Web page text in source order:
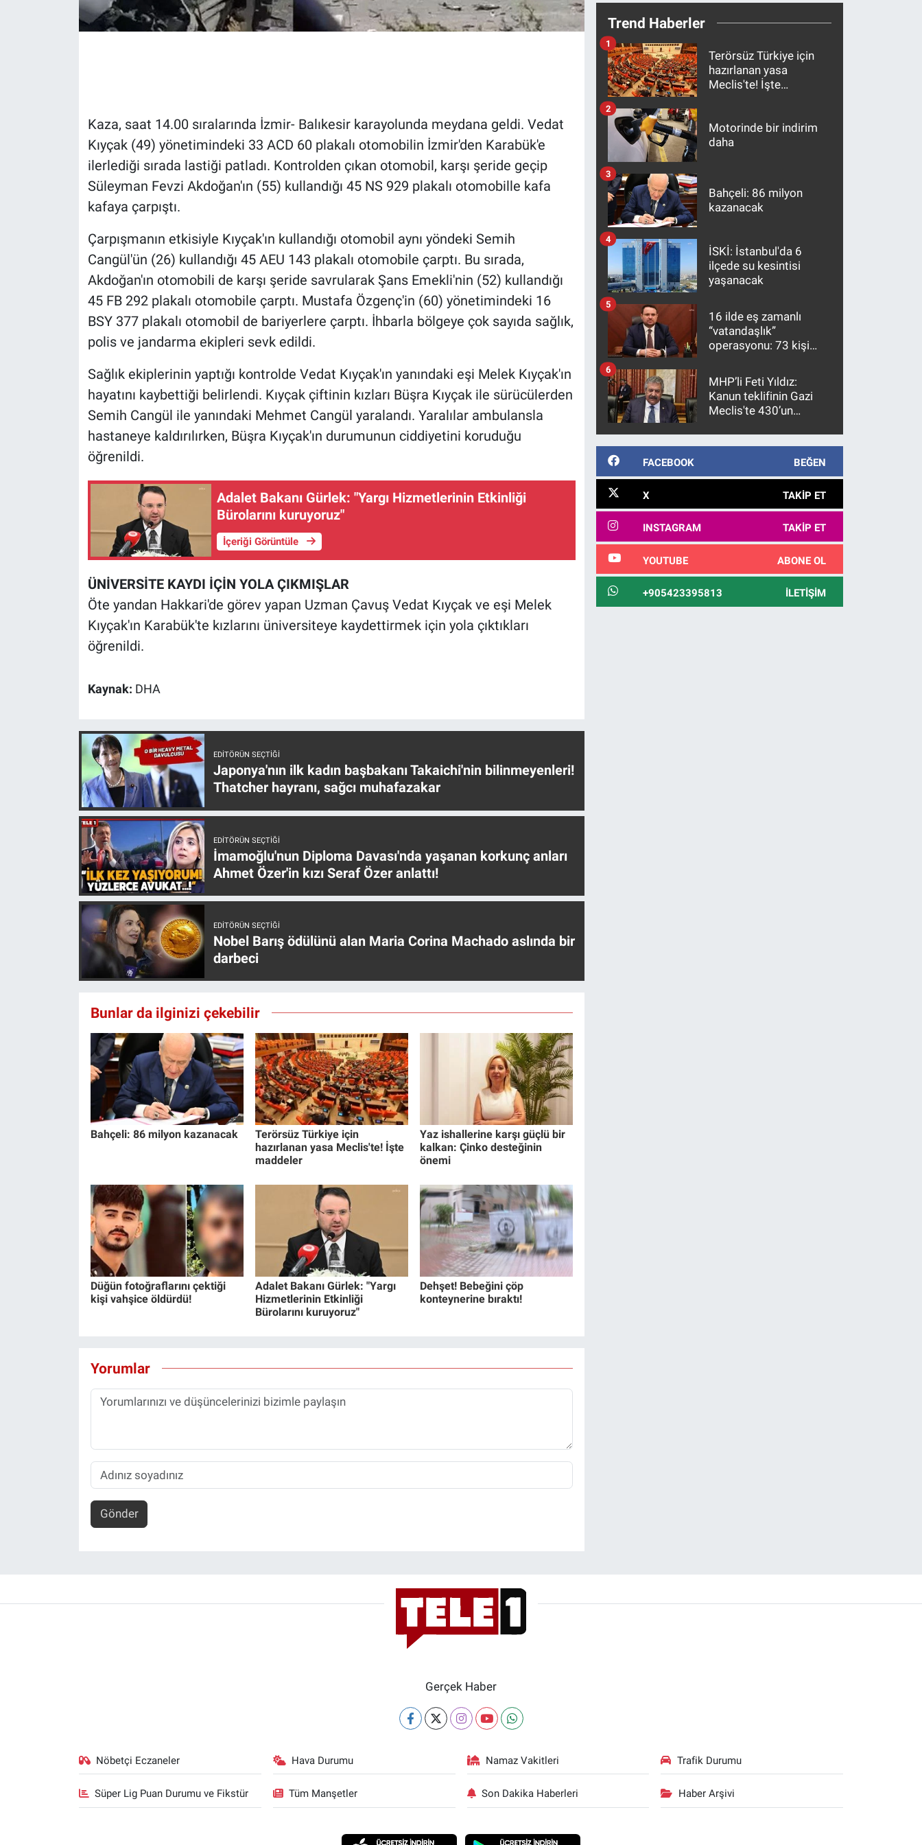
Kaza, saat 14.00 sıralarında İzmir- Balıkesir karayolunda meydana geldi. Vedat
Kıyçak (49) yönetimindeki 33 ACD 60 plakalı otomobilin İzmir'den Karabük'e
ilerlediği sırada lastiği patladı. Kontrolden çıkan otomobil, karşı şeride geçip
Süleyman Fevzi Akdoğan'ın (55) kullandığı 45 NS 929 plakalı otomobille kafa
kafaya çarpıştı.
Çarpışmanın etkisiyle Kıyçak'ın kullandığı otomobil aynı yöndeki Semih
Cangül'ün (26) kullandığı 45 AEU 143 plakalı otomobile çarptı. Bu sırada,
Akdoğan'ın otomobili de karşı şeride savrularak Şans Emekli'nin (52) kullandığı
45 FB 292 plakalı otomobile çarptı. Mustafa Özgenç'in (60) yönetimindeki 16
BSY 377 plakalı otomobil de bariyerlere çarptı. İhbarla bölgeye çok sayıda sağlık,
polis ve jandarma ekipleri sevk edildi.
Sağlık ekiplerinin yaptığı kontrolde Vedat Kıyçak'ın yanındaki eşi Melek Kıyçak'ın
hayatını kaybettiği belirlendi. Kıyçak çiftinin kızları Büşra Kıyçak ile sürücülerden
Semih Cangül ile yanındaki Mehmet Cangül yaralandı. Yaralılar ambulansla
hastaneye kaldırılırken, Büşra Kıyçak'ın durumunun ciddiyetini koruduğu
öğrenildi.
Adalet Bakanı Gürlek: "Yargı Hizmetlerinin Etkinliği
Bürolarını kuruyoruz"
İçeriği Görüntüle
ÜNİVERSİTE KAYDI İÇİN YOLA ÇIKMIŞLAR
Öte yandan Hakkari'de görev yapan Uzman Çavuş Vedat Kıyçak ve eşi Melek
Kıyçak'ın Karabük'te kızlarını üniversiteye kaydettirmek için yola çıktıkları
öğrenildi.
Kaynak: DHA
EDITÖRÜN SEÇTIĞI
Japonya'nın ilk kadın başbakanı Takaichi'nin bilinmeyenleri!
Thatcher hayranı, sağcı muhafazakar
EDITÖRÜN SEÇTIĞI
İmamoğlu'nun Diploma Davası'nda yaşanan korkunç anları
Ahmet Özer'in kızı Seraf Özer anlattı!
EDITÖRÜN SEÇTIĞI
Nobel Barış ödülünü alan Maria Corina Machado aslında bir
darbeci
Bunlar da ilginizi çekebilir
Bahçeli: 86 milyon kazanacak
Terörsüz Türkiye için
hazırlanan yasa Meclis'te! İşte
maddeler
Yaz ishallerine karşı güçlü bir
kalkan: Çinko desteğinin
önemi
Düğün fotoğraflarını çektiği
kişi vahşice öldürdü!
Adalet Bakanı Gürlek: "Yargı
Hizmetlerinin Etkinliği
Bürolarını kuruyoruz"
Dehşet! Bebeğini çöp
konteynerine bıraktı!
Yorumlar
Gönder
Trend Haberler
Terörsüz Türkiye için
hazırlanan yasa
Meclis'te! İşte
1
Motorinde bir indirim
daha
2
Bahçeli: 86 milyon
kazanacak
3
İSKİ: İstanbul'da 6
ilçede su kesintisi
yaşanacak
4
16 ilde eş zamanlı
“vatandaşlık”
operasyonu: 73 kişi
5
MHP’li Feti Yıldız:
Kanun teklifinin Gazi
Meclis'te 430’un
kanunlaşacağı
6
FACEBOOK BEĞEN
X TAKIP ET
INSTAGRAM TAKIP ET
YOUTUBE ABONE OL
+905423395813 İLETIŞIM
Gerçek Haber
Nöbetçi Eczaneler Hava Durumu Namaz Vakitleri Trafik Durumu
Süper Lig Puan Durumu ve Fikstür Tüm Manşetler Son Dakika Haberleri Haber Arşivi
Gündem Özel
Koronavirüs
Kültür Sanat
Ne demişti
Programlar
Türkiye'nin Geleceği
Türkiye'nin Gündemi
Yerel Gündem
Yerel Yaşam